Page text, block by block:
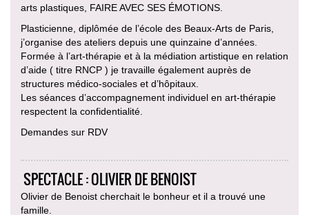
arts plastiques, FAIRE AVEC SES ÉMOTIONS.
Plasticienne, diplômée de l’école des Beaux-Arts de Paris,
j’organise des ateliers depuis une quinzaine d’années.
Formée à l’art-thérapie et à la médiation artistique en relation
d’aide ( titre RNCP ) je travaille également auprès de
structures médico-sociales et d’hôpitaux.
Les séances d’accompagnement individuel en art-thérapie
respectent la confidentialité.
Demandes sur RDV
SPECTACLE : OLIVIER DE BENOIST
Olivier de Benoist cherchait le bonheur et il a trouvé une
famille.